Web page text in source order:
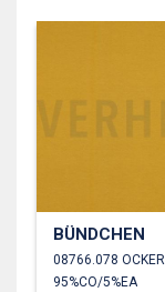
BÜNDCHEN
08766.078 OCKER
95%CO/5%EA